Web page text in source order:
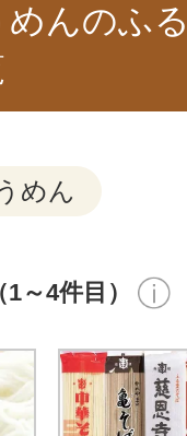
めんのふ
めん
1～4件目）